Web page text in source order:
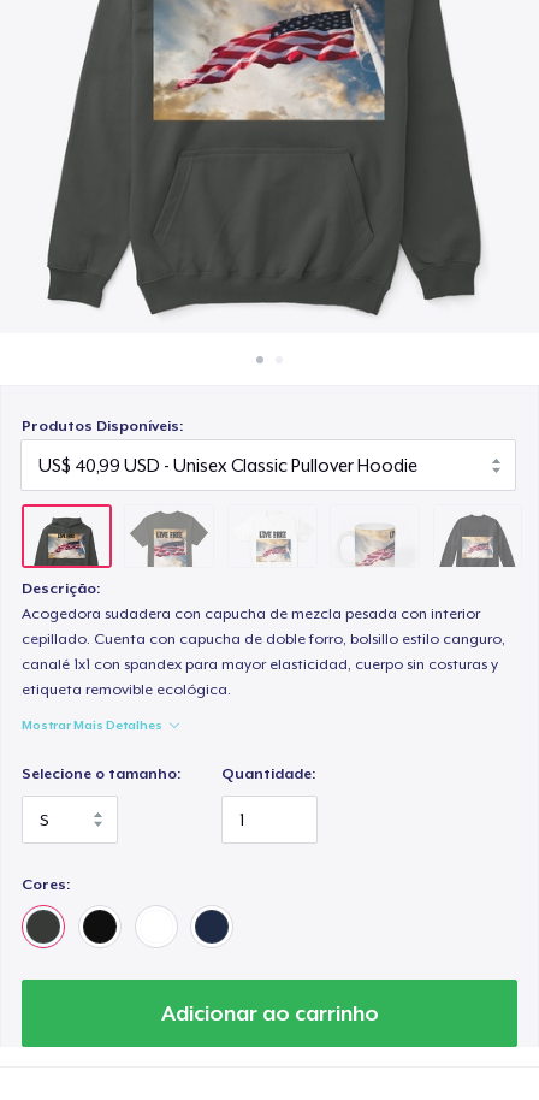
Venda em todo lugar
Venda qualquer coisa
Produtos Disponíveis:
Descrição:
Acogedora sudadera con capucha de mezcla pesada con interior
cepillado. Cuenta con capucha de doble forro, bolsillo estilo canguro,
canalé 1x1 con spandex para mayor elasticidad, cuerpo sin costuras y
etiqueta removible ecológica.
Mostrar Mais Detalhes
Selecione o tamanho: Quantidade:
Cores:
Adicionar ao carrinho
US$ 23,99
Mug
US$ 15,99
Unisex Classic Crewneck Sweatshirt